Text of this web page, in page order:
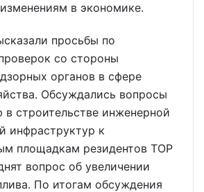
в экономике.
просьбы по
со стороны
органов в сфере
Обсуждались вопросы
в строительстве инженерной
инфраструктур к
площадкам резидентов ТОР
вопрос об увеличении
По итогам обсуждения